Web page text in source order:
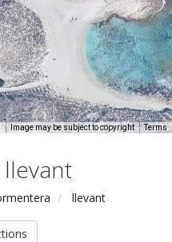
Image may be subject to copyright Terms
llevant
llevant